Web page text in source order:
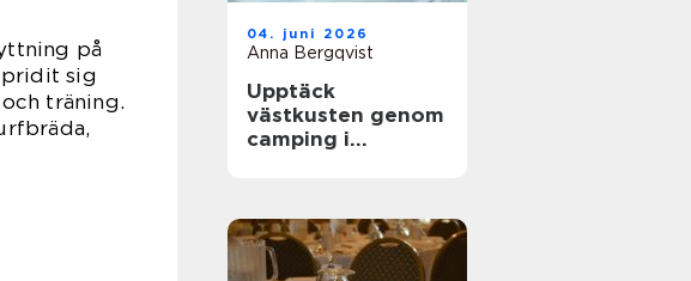
på
sig
träning.
04. juni 2026
Anna Bergqvist
Upptäck
västkusten genom
camping i